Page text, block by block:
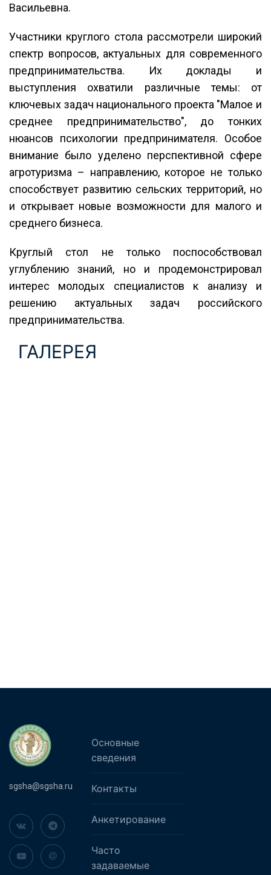
Васильевна.
Участники круглого стола рассмотрели широкий
спектр вопросов, актуальных для современного
предпринимательства. Их доклады и
выступления охватили различные темы: от
ключевых задач национального проекта "Малое и
среднее предпринимательство", до тонких
нюансов психологии предпринимателя. Особое
внимание было уделено перспективной сфере
агротуризма – направлению, которое не только
способствует развитию сельских территорий, но
и открывает новые возможности для малого и
среднего бизнеса.
Круглый стол не только поспособствовал
углублению знаний, но и продемонстрировал
интерес молодых специалистов к анализу и
решению актуальных задач российского
предпринимательства.
ГАЛЕРЕЯ
sgsha@sgsha.ru
Основные
сведения
Контакты
Анкетирование
Часто
задаваемые